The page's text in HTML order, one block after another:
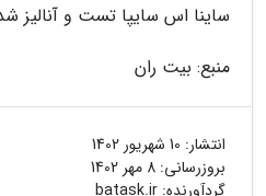
ساینا اس سایپا تست و آنالیز
منبع: بیت ران
انتشار: 10 شهریور 1402
بروزرسانی: 8 مهر 1402
گردآورنده: batask.ir